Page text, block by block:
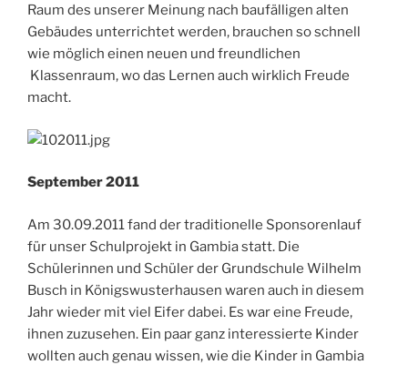
Raum des unserer Meinung nach baufälligen alten
Gebäudes unterrichtet werden, brauchen so schnell
wie möglich einen neuen und freundlichen
Klassenraum, wo das Lernen auch wirklich Freude
macht.
September 2011
Am 30.09.2011 fand der traditionelle Sponsorenlauf
für unser Schulprojekt in Gambia statt. Die
Schülerinnen und Schüler der Grundschule Wilhelm
Busch in Königswusterhausen waren auch in diesem
Jahr wieder mit viel Eifer dabei. Es war eine Freude,
ihnen zuzusehen. Ein paar ganz interessierte Kinder
wollten auch genau wissen, wie die Kinder in Gambia